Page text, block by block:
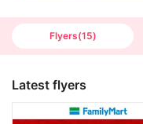
Flyers(15)
Latest flyers